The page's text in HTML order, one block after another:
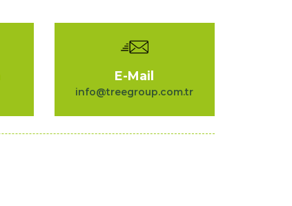
E-Mail
info@treegroup.com.tr